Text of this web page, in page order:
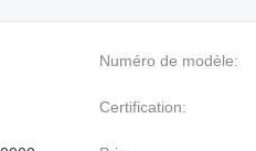
Numéro de modèle:
Certification: